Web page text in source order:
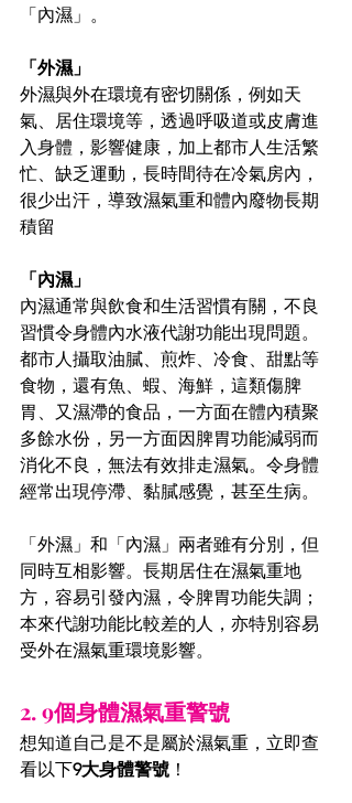
「內濕」。
「外濕」
外濕與外在環境有密切關係，例如天
氣、居住環境等，透過呼吸道或皮膚進
入身體，影響健康，加上都市人生活繁
忙、缺乏運動，長時間待在冷氣房內，
很少出汗，導致濕氣重和體內廢物長期
積留
「內濕」
內濕通常與飲食和生活習慣有關，不良
習慣令身體內水液代謝功能出現問題。
都市人攝取油膩、煎炸、冷食、甜點等
食物，還有魚、蝦、海鮮，這類傷脾
胃、又濕滯的食品，一方面在體內積聚
多餘水份，另一方面因脾胃功能減弱而
消化不良，無法有效排走濕氣。令身體
經常出現停滯、黏膩感覺，甚至生病。
「外濕」和「內濕」兩者雖有分別，但
同時互相影響。長期居住在濕氣重地
方，容易引發內濕，令脾胃功能失調；
本來代謝功能比較差的人，亦特別容易
受外在濕氣重環境影響。
2. 9個身體濕氣重警號
想知道自己是不是屬於濕氣重，立即查
看以下9大身體警號 ！